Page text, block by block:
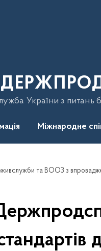
України з питань
Міжнародне